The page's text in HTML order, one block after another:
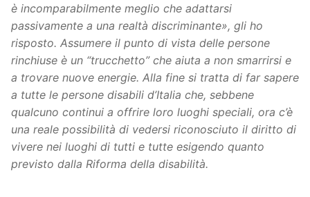
è incomparabilmente meglio che adattarsi
passivamente a una realtà discriminante», gli ho
risposto. Assumere il punto di vista delle persone
rinchiuse è un “trucchetto” che aiuta a non smarrirsi e
a trovare nuove energie. Alla fine si tratta di far sapere
a tutte le persone disabili d’Italia che, sebbene
qualcuno continui a offrire loro luoghi speciali, ora c’è
una reale possibilità di vedersi riconosciuto il diritto di
vivere nei luoghi di tutti e tutte esigendo quanto
previsto dalla Riforma della disabilità.